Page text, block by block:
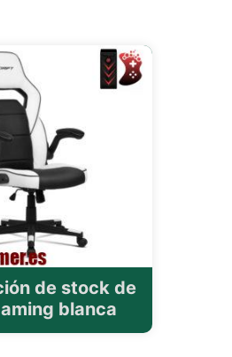
de stock de
blanca